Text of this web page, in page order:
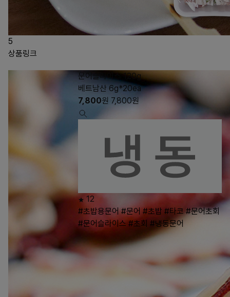
5
상품링크
문어슬라이스 120g
베트남산 6g*20ea
7,800원 7,800원
12
#초밥용문어 #문어 #초밥 #타코 #문어초회
#문어슬라이스 #초회 #냉동문어